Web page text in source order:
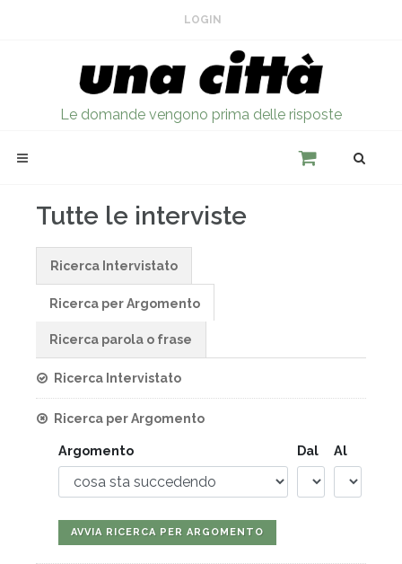
LOGIN
Le domande vengono prima delle risposte
Tutte le interviste
Ricerca Intervistato
Ricerca per Argomento
Ricerca parola o frase
Ricerca Intervistato
Ricerca per Argomento
Argomento Dal Al